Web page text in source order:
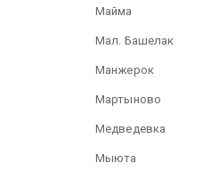
Майма
Maл Башелак
Манжерок
Мартыново
Медведевка
Мыюта